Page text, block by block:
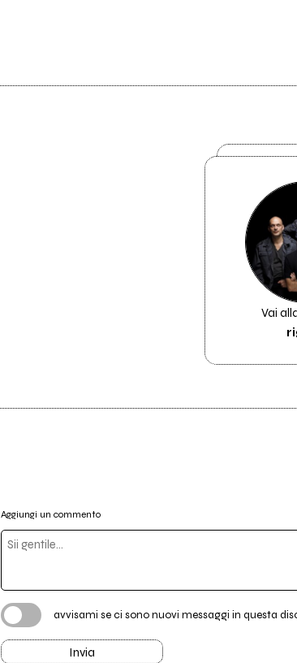
Vai
Aggiungi un commento
avvisami se ci sono nuovi messaggi in questa
Invia